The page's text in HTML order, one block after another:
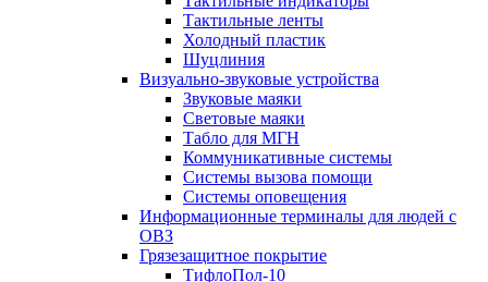
Тактильные ленты
Холодный пластик
Шуцлиния
Визуально-звуковые устройства
Звуковые маяки
Световые маяки
Табло для МГН
Коммуникативные системы
Системы вызова помощи
Системы оповещения
Информационные терминалы для людей с
ОВЗ
Грязезащитное покрытие
ТифлоПол-10